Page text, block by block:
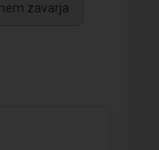
zavarja